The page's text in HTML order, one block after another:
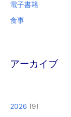
電子書籍
食事
アーカイブ
2026 (9)